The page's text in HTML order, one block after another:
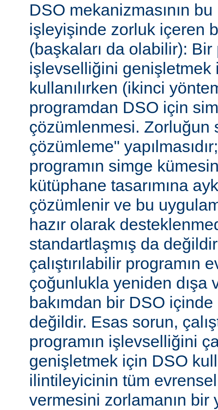
DSO mekanizmasının
işleyişinde zorluk içeren
(başkaları da olabilir): Bir
işlevselliğini genişletmek
kullanılırken (ikinci
programdan DSO için
çözümlenmesi. Zorluğun
çözümleme"
programın simge
kütüphane tasarımına
çözümlenir ve bu
hazır olarak
standartlaşmış da
çalıştırılabilir programın
çoğunlukla yeniden dışa
bakımdan bir DSO
değildir. Esas sorun,
programın işlevselliğini
genişletmek için DSO
ilintileyicinin tüm
vermesini zorlamanın bir